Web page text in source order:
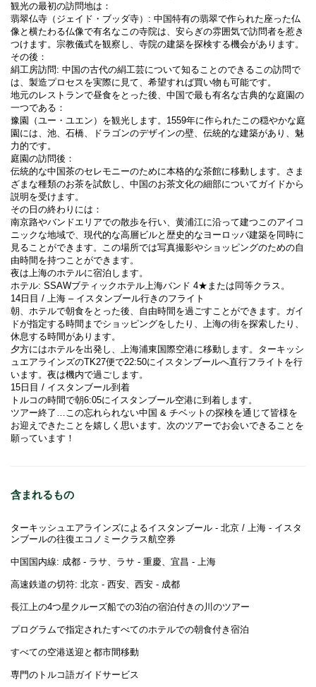
観光の最初の訪問地は：
翡翠仏寺（ジェイド・ブッダ寺）: 中国特有の翡翠で作られた座った仏
像と横たわる仏像で有名なこの寺院は、安らぎの雰囲気で訪問者を惹き
つけます。宗教儀式を観察し、寺院の建築を探検する機会があります。
その後：
絹工房訪問: 中国の古代の絹工芸について知ることのできるこの訪問で
は、製造プロセスを実際に見て、希望すれば買い物も可能です。
地元のレストランで昼食をとった後、中国で最も有名な古典的な庭園の
一つである：
豫園（ユー・ユエン）を観光します。1559年に作られたこの穏やかな庭
園には、池、石橋、ドラゴンのデザインの壁、伝統的な建築があり、魅
力的です。
庭園の訪問後：
伝統的な中国茶のセレモニーのために本格的な茶館に移動します。さま
ざまな種類のお茶を試飲し、中国のお茶文化の細部についてガイドから
説明を受けます。
その日の終わりには：
南京路やバンドエリアでの散歩を行い、黄浦江に沿って建つこのアイコ
ニックな地域で、現代的な高層ビルと歴史的なヨーロッパ建築を同時に
見ることができます。この場所では写真撮影やショッピングのための自
由時間を持つことができます。
夜は上海のホテルに宿泊します。
ホテル: SSAWブティックホテル上海バンド 4★または同等クラス。
14日目 / 上海 – イスタンブール行きのフライト
朝、ホテルで朝食をとった後、自由時間を過ごすことができます。ガイ
ドが指定する時間までショッピングをしたり、上海の街を探索したり、
休息する時間があります。
夕方にはホテルを出発し、上海浦東国際空港に移動します。ターキッシ
ュエアラインズのTK27便で22:50にイスタンブールへ直行フライトを行
います。夜は機内で過ごします。
15日目 / イスタンブール到着
トルコの時間で朝6:05にイスタンブール空港に到着します。
ツアー終了…この忘れられない中国 & チベットの探検を通じて皆様を
お迎えできたことを嬉しく思います。次のツアーでお会いできることを
願っています！
含まれるもの
ターキッシュエアラインズによるイスタンブール - 北京 / 上海 - イスタ
ンブールの往復エコノミークラス航空券
中国国内線: 成都 - ラサ、ラサ - 重慶、宜昌 - 上海
高速鉄道の切符: 北京 - 西安、西安 - 成都
長江上の4つ星クルーズ船での3泊の宿泊付きの川のツアー
プログラムで指定されたすべてのホテルでの朝食付き宿泊
すべての空港送迎と都市間移動
専門のトルコ語ガイドサービス